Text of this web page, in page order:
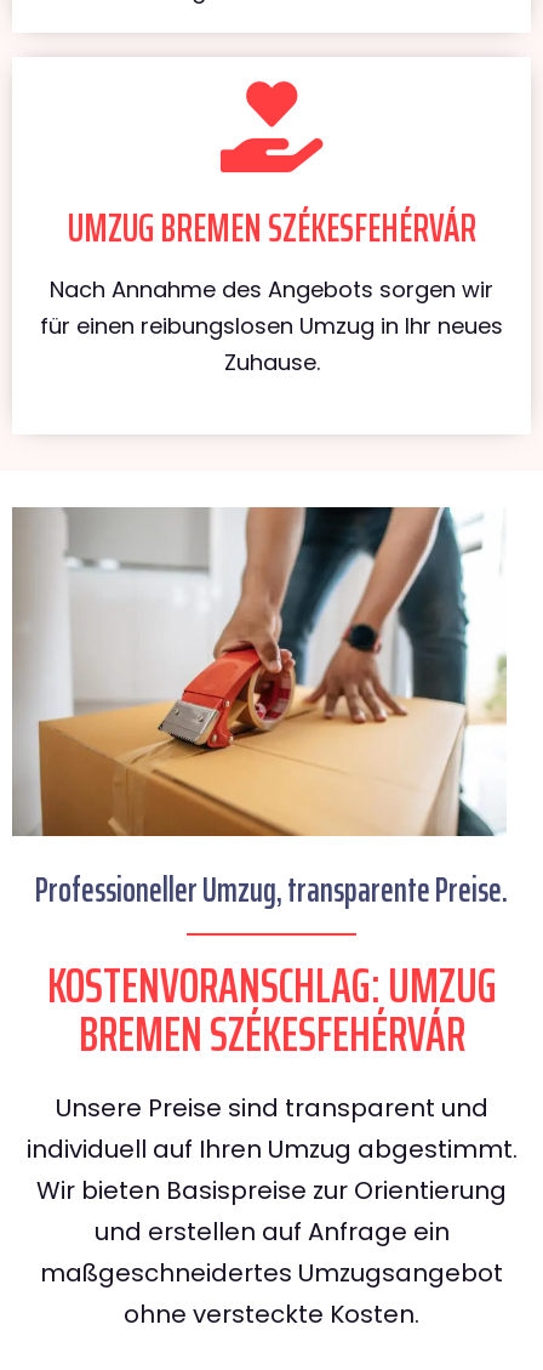
UMZUG BREMEN SZÉKESFEHÉRVÁR
Nach Annahme des Angebots sorgen wir
für einen reibungslosen Umzug in Ihr neues
Zuhause.
Professioneller Umzug, transparente Preise.
KOSTENVORANSCHLAG: UMZUG
BREMEN SZÉKESFEHÉRVÁR
Unsere Preise sind transparent und
individuell auf Ihren Umzug abgestimmt.
Wir bieten Basispreise zur Orientierung
und erstellen auf Anfrage ein
maßgeschneidertes Umzugsangebot
ohne versteckte Kosten.